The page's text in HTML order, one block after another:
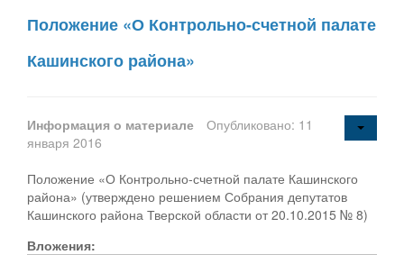
Положение «О Контрольно-счетной палате
Кашинского района»
Информация о материале
Опубликовано: 11
января 2016
Положение «О Контрольно-счетной палате Кашинского
района» (утверждено решением Собрания депутатов
Кашинского района Тверской области от 20.10.2015 № 8)
Вложения: